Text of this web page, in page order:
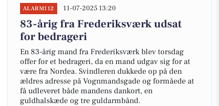
ALARM112 11-07-2025 13:20
83-årig fra Frederiksværk udsat
for bedrageri
En 83-årig mand fra Frederiksværk blev torsdag
offer for et bedrageri, da en mand udgav sig for at
være fra Nordea. Svindleren dukkede op på den
ældres adresse på Vognmandsgade og formåede at
få udleveret både mandens dankort, en
guldhalskæde og tre guldarmbånd.